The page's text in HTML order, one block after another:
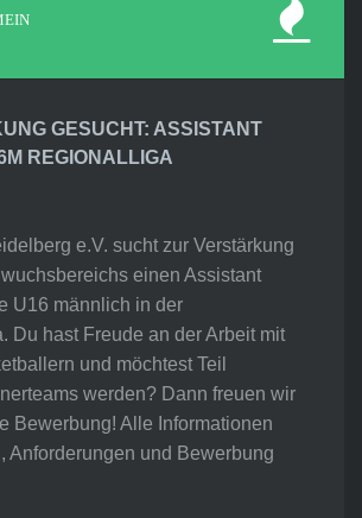
GESUCHT: ASSISTANT
REGIONALLIGA
e.V. sucht zur Verstärkung
einen Assistant
U16 männlich in der
Du hast Freude an der Arbeit mit
und möchtest Teil
werden? Dann freuen wir
Bewerbung! Alle Informationen
Anforderungen und Bewerbung